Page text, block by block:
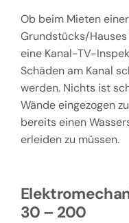
Ob beim Mieten
Grundstücks/
eine Kanal-TV-
Schäden am Kanal
werden. Nichts ist
Wände eingezogen
bereits einen
erleiden zu müssen.
30 – 200